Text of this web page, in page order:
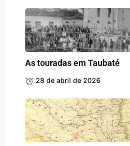
As touradas em Taubaté
28 de abril de 2026